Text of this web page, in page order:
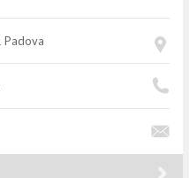
Padova